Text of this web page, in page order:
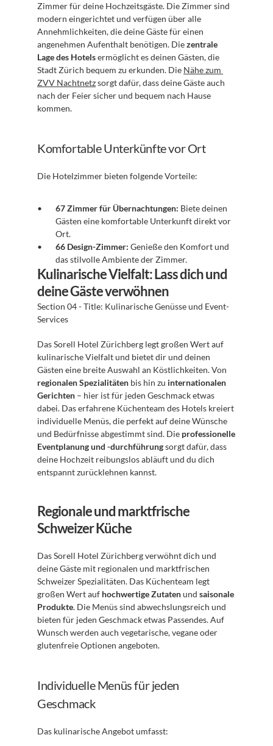
Zimmer für deine Hochzeitsgäste. Die Zimmer sind
modern eingerichtet und verfügen über alle
Annehmlichkeiten, die deine Gäste für einen
angenehmen Aufenthalt benötigen. Die zentrale
Lage des Hotels ermöglicht es deinen Gästen, die
Stadt Zürich bequem zu erkunden. Die Nähe zum
ZVV Nachtnetz sorgt dafür, dass deine Gäste auch
nach der Feier sicher und bequem nach Hause
kommen.
Komfortable Unterkünfte vor Ort
Die Hotelzimmer bieten folgende Vorteile:
67 Zimmer für Übernachtungen: Biete deinen
Gästen eine komfortable Unterkunft direkt vor
Ort.
66 Design-Zimmer: Genieße den Komfort und
das stilvolle Ambiente der Zimmer.
Kulinarische Vielfalt: Lass dich und
deine Gäste verwöhnen
Section 04 - Title: Kulinarische Genüsse und Event-
Services
Das Sorell Hotel Zürichberg legt großen Wert auf
kulinarische Vielfalt und bietet dir und deinen
regionalen Spezialitäten bis hin zu internationalen
Gerichten – hier ist für jeden Geschmack etwas
dabei. Das erfahrene Küchenteam des Hotels kreiert
individuelle Menüs, die perfekt auf deine Wünsche
und Bedürfnisse abgestimmt sind. Die professionelle
Eventplanung und -durchführung sorgt dafür, dass
deine Hochzeit reibungslos abläuft und du dich
entspannt zurücklehnen kannst.
Regionale und marktfrische
Schweizer Küche
Das Sorell Hotel Zürichberg verwöhnt dich und
deine Gäste mit regionalen und marktfrischen
Schweizer Spezialitäten. Das Küchenteam legt
großen Wert auf hochwertige Zutaten und saisonale
Produkte. Die Menüs sind abwechslungsreich und
bieten für jeden Geschmack etwas Passendes. Auf
Wunsch werden auch vegetarische, vegane oder
glutenfreie Optionen angeboten.
Individuelle Menüs für jeden
Geschmack
Das kulinarische Angebot umfasst: